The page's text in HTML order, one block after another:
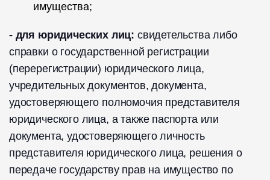
имущества;
- для юридических лиц: свидетельства либо
справки о государственной регистрации
(перерегистрации) юридического лица,
учредительных документов, документа,
удостоверяющего полномочия представителя
юридического лица, а также паспорта или
документа, удостоверяющего личность
представителя юридического лица, решения о
передаче государству прав на имущество по